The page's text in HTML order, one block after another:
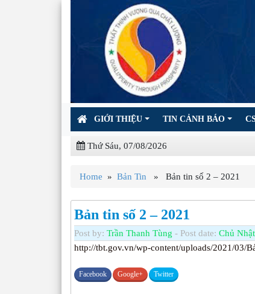
GIỚI THIỆU TIN CẢNH BÁO
Thứ Sáu, 07/08/2026
Home » Bản Tin » Bản tin số 2 – 2021
Bản tin số 2 – 2021
Post by: Trần Thanh Tùng - Post date: Chủ
http://tbt.gov.vn/wp-content/uploads/2021/03/
Facebook Google+ Twitter